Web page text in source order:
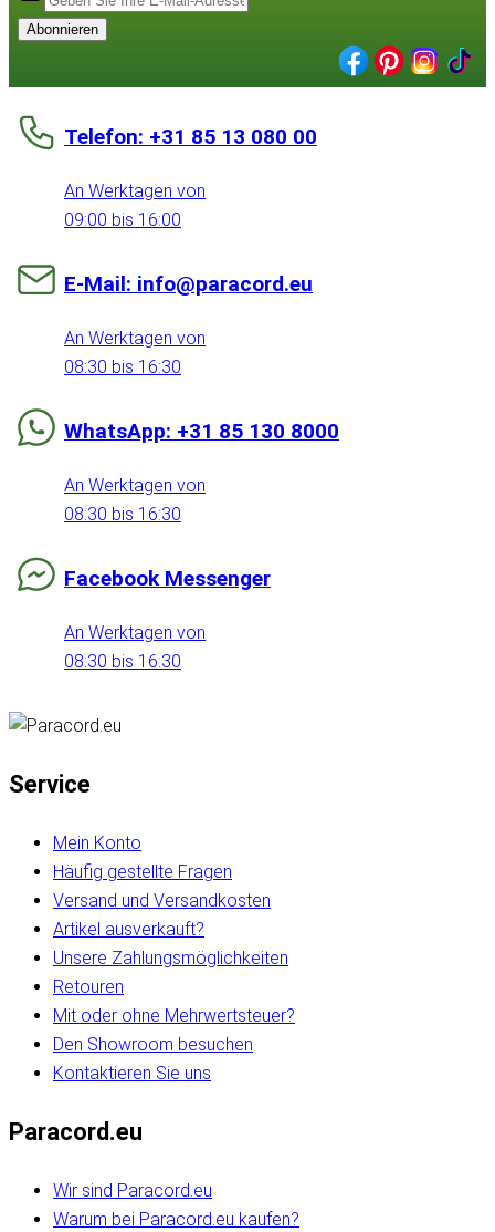
Abonnieren
Telefon: +31 85 13 080 00
An Werktagen von
09:00 bis 16:00
E-Mail: info@paracord.eu
An Werktagen von
08:30 bis 16:30
WhatsApp: +31 85 130 8000
An Werktagen von
08:30 bis 16:30
Facebook Messenger
An Werktagen von
08:30 bis 16:30
Service
Mein Konto
Häufig gestellte Fragen
Versand und Versandkosten
Artikel ausverkauft?
Unsere Zahlungsmöglichkeiten
Retouren
Mit oder ohne Mehrwertsteuer?
Den Showroom besuchen
Kontaktieren Sie uns
Paracord.eu
Wir sind Paracord.eu
Warum bei Paracord.eu kaufen?